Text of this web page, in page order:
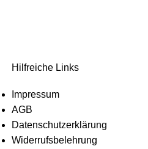
Hilfreiche Links
Impressum
AGB
Datenschutzerklärung
Widerrufsbelehrung